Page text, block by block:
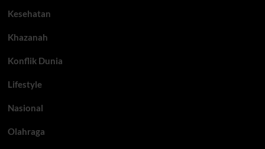
Kesehatan
Khazanah
Konflik Dunia
Lifestyle
Nasional
Olahraga